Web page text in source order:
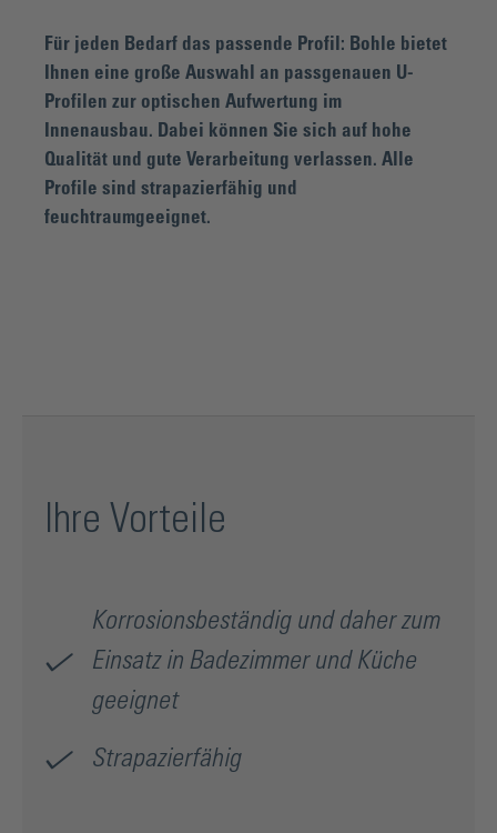
Für jeden Bedarf das passende Profil: Bohle bietet
Ihnen eine große Auswahl an passgenauen U-
Profilen zur optischen Aufwertung im
Innenausbau. Dabei können Sie sich auf hohe
Qualität und gute Verarbeitung verlassen. Alle
Profile sind strapazierfähig und
feuchtraumgeeignet.
Ihre Vorteile
Korrosionsbeständig und daher zum
Einsatz in Badezimmer und Küche
geeignet
Strapazierfähig